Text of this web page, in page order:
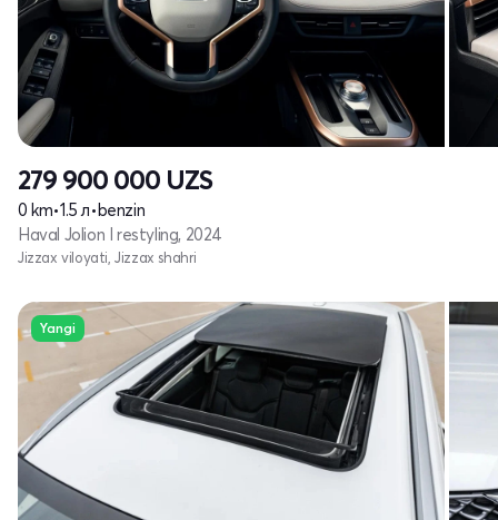
279 900 000 UZS
0 km•1.5 л•benzin
Haval Jolion I restyling, 2024
Jizzax viloyati, Jizzax shahri
Yangi